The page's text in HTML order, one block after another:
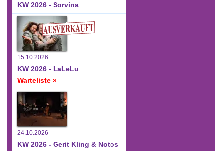
KW 2026 - Sorvina
15.10.2026
KW 2026 - LaLeLu
Warteliste »
24.10.2026
KW 2026 - Gerit Kling & Notos